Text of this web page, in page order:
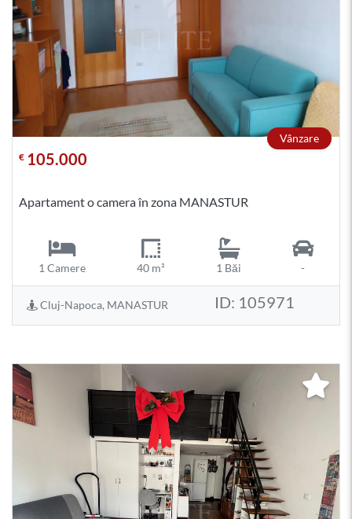
Vânzare
€ 105.000
Apartament o camera în zona MANASTUR
1 Camere 40 m² 1 Băi -
Cluj-Napoca, MANASTUR ID: 105971